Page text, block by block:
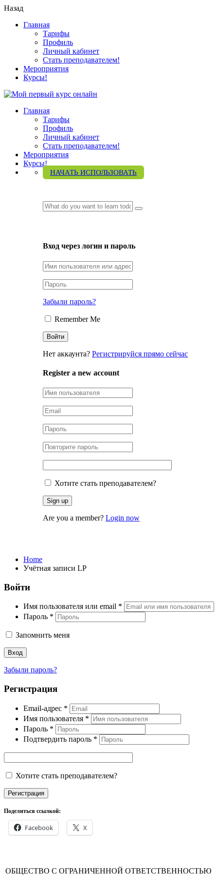
Назад
Главная
Тарифы
Профиль
Личный кабинет
Стать преподавателем!
Мероприятия
Курсы!
Главная
Тарифы
Профиль
Личный кабинет
Стать преподавателем!
Мероприятия
Курсы!
НАЧАТЬ ИСПОЛЬЗОВАТЬ
Вход через логин и пароль
Забыли пароль?
Remember Me
Нет аккаунта? Регистрируйся прямо сейчас
Register a new account
Хотите стать преподавателем?
Are you a member? Login now
Home
Учётная записи LP
Войти
Имя пользователя или email *
Пароль *
Запомнить меня
Вход
Забыли пароль?
Регистрация
Email-адрес *
Имя пользователя *
Пароль *
Подтвердить пароль *
Хотите стать преподавателем?
Регистрация
Поделиться ссылкой:
Facebook X
ОБЩЕСТВО С ОГРАНИЧЕННОЙ ОТВЕТСТВЕННОСТЬЮ